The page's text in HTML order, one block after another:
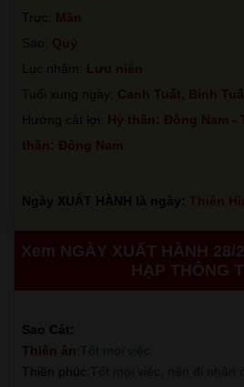
Trực: Mãn
Sao: Quỷ
Lục nhâm: Lưu niên
Tuổi xung ngày: Canh Tuất, Bính
Hướng cát lợi: Hỷ thần: Đông Nam -
thần: Đông Nam
Ngày XUẤT HÀNH là ngày: Thiên
Xem NGÀY XUẤT HÀNH 28/
HẠP THÔNG
Sao Cát:
Thiên ân
Thiên phúc